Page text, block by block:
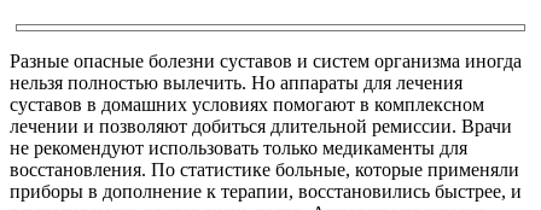
Разные опасные болезни суставов и систем организма иногда
нельзя полностью вылечить. Но аппараты для лечения
суставов в домашних условиях помогают в комплексном
лечении и позволяют добиться длительной ремиссии. Врачи
не рекомендуют использовать только медикаменты для
восстановления. По статистике больные, которые применяли
приборы в дополнение к терапии, восстановились быстрее, и